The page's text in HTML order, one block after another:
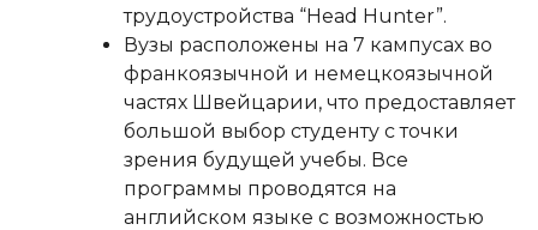
трудоустройства “Head Hunter”.
Вузы расположены на 7 кампусах во
франкоязычной и немецкоязычной
частях Швейцарии, что предоставляет
большой выбор студенту с точки
зрения будущей учебы. Все
программы проводятся на
английском языке с возможностью